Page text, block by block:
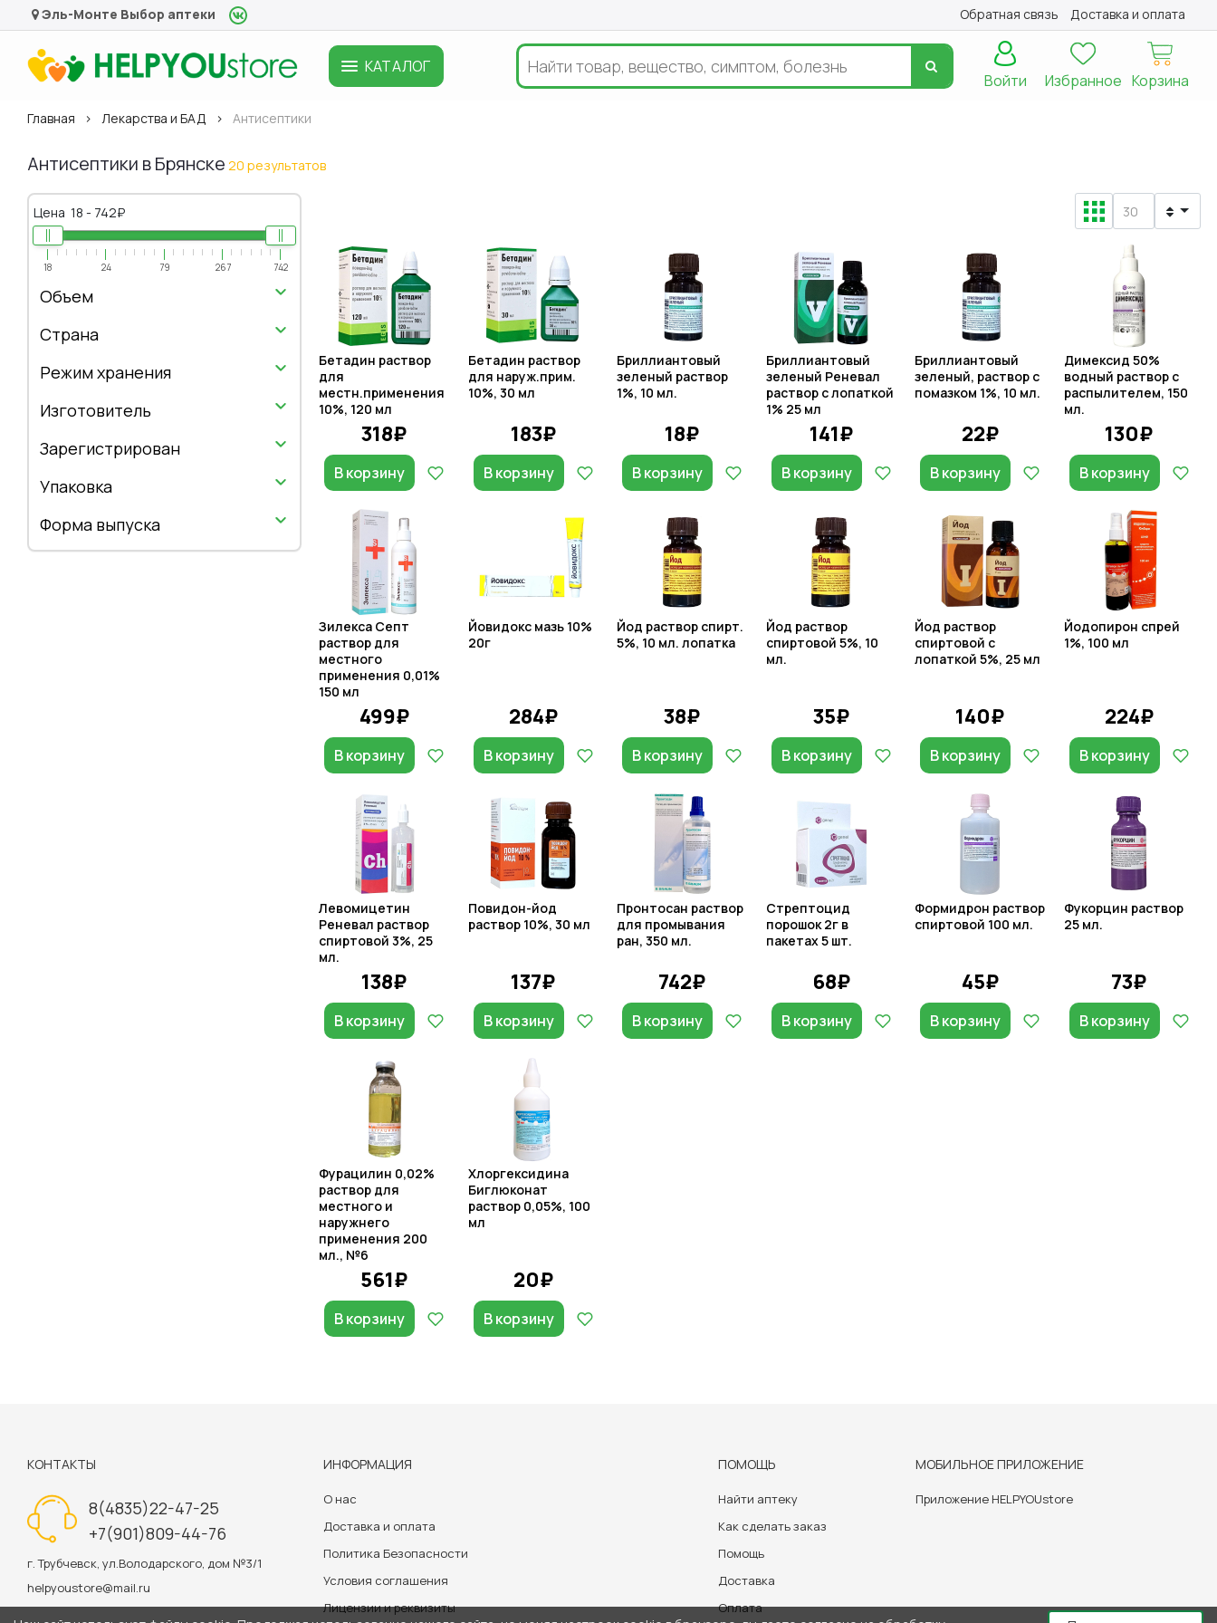
Эль-Монте Выбор аптеки Обратная связь Доставка и оплата
КАТАЛОГ
Корзина
Избранное
Войти
Главная Лекарства и БАД Антисептики
Антисептики в Брянске 20 результатов
Бетадин раствор
для
местн.применения
10%, 120 мл
318₽
В корзину
Бетадин раствор
для наруж.прим.
10%, 30 мл
183₽
В корзину
Бриллиантовый
зеленый раствор
1%, 10 мл.
18₽
В корзину
Бриллиантовый
зеленый Реневал
раствор с лопаткой
1% 25 мл
141₽
В корзину
Бриллиантовый
зеленый, раствор с
помазком 1%, 10 мл.
22₽
В корзину
Димексид 50%
водный раствор с
распылителем, 150
мл.
130₽
В корзину
Зилекса Септ
раствор для
местного
применения 0,01%
150 мл
499₽
В корзину
Йовидокс мазь 10%
20г
284₽
В корзину
Йод раствор спирт.
5%, 10 мл. лопатка
38₽
В корзину
Йод раствор
спиртовой 5%, 10
мл.
35₽
В корзину
Йод раствор
спиртовой с
лопаткой 5%, 25 мл
140₽
В корзину
Йодопирон спрей
1%, 100 мл
224₽
В корзину
Левомицетин
Реневал раствор
спиртовой 3%, 25
мл.
138₽
В корзину
Повидон-йод
раствор 10%, 30 мл
137₽
В корзину
Пронтосан раствор
для промывания
ран, 350 мл.
742₽
В корзину
Стрептоцид
порошок 2г в
пакетах 5 шт.
68₽
В корзину
Формидрон раствор
спиртовой 100 мл.
45₽
В корзину
Фукорцин раствор
25 мл.
73₽
В корзину
Фурацилин 0,02%
раствор для
местного и
наружнего
применения 200
мл., №6
561₽
В корзину
Хлоргексидина
Биглюконат
раствор 0,05%, 100
мл
20₽
В корзину
Цена 18 - 742₽
18 24 79 267 742
Объем
Страна
Режим хранения
Изготовитель
Зарегистрирован
Упаковка
Форма выпуска
КОНТАКТЫ
8(4835)22-47-25
+7(901)809-44-76
г. Трубчевск, ул.Володарского, дом №3/1
helpyoustore@mail.ru
ИНФОРМАЦИЯ
О нас
Доставка и оплата
Политика Безопасности
Условия соглашения
Лицензии и реквизиты
ПОМОЩЬ
Найти аптеку
Как сделать заказ
Помощь
Доставка
Оплата
МОБИЛЬНОЕ ПРИЛОЖЕНИЕ
Приложение HELPYOUstore